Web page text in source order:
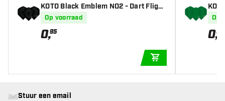
KOTO Black Emblem NO2 - Dart Flight
Op voorraad
0,95
Op
0,95
Stuur een email